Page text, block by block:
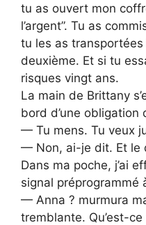
tu as ouvert mon
l’argent”. Tu as
tu les as
deuxième. Et si tu
risques vingt ans.
La main de Brittany
bord d’une obligation
— Tu mens. Tu veux
— Non, ai-je dit. Et le
Dans ma poche, j’ai
signal préprogrammé
— Anna ? murmura
tremblante. Qu’est-